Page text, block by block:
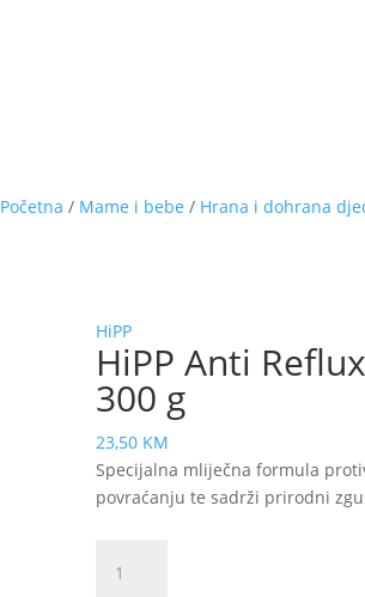
Početna / Mame i bebe / Hrana i dohrana
HiPP
HiPP Anti
300 g
23,50 KM
Specijalna mliječna formula
povraćanju te sadrži prirodni
Anti